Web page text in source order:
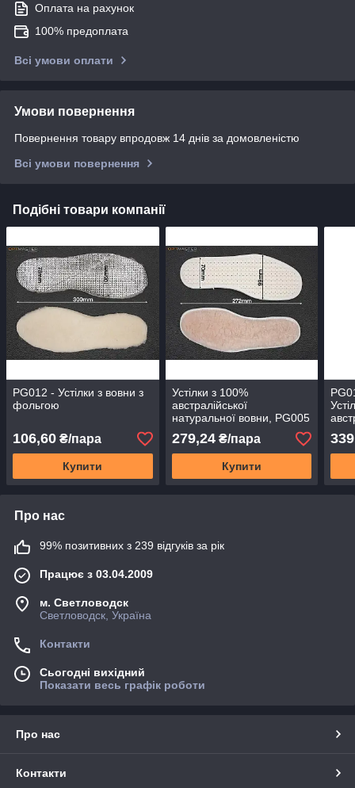
Оплата на рахунок
100% предоплата
Всі умови оплати
Умови повернення
Повернення товару впродовж 14 днів за домовленістю
Всі умови повернення
Подібні товари компанії
PG012 - Устілки з вовни з
фольгою
106,60 ₴/пара
Купити
Устілки з 100%
австралійської
натуральної вовни, PG005
42
279,24₴/пара
Купити
Про нас
99% позитивних з 239 відгуків за рік
Працює з 03.04.2009
м. Светловодск
Светловодск, Україна
Контакти
Сьогодні вихідний
Показати весь графік роботи
Про нас
Контакти